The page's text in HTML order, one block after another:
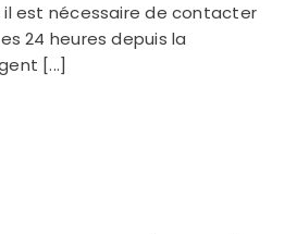
Ressources
clients
est nécessaire de contacter
24 heures depuis la
[...]